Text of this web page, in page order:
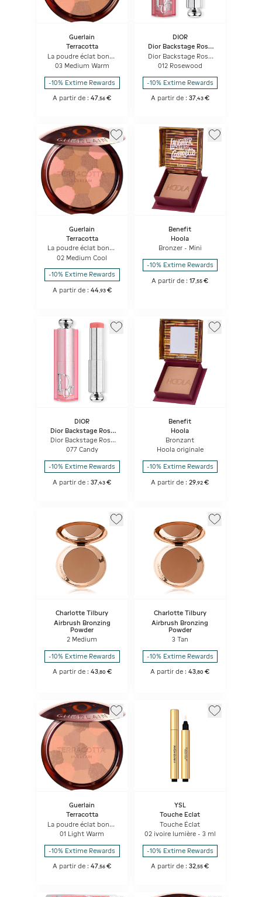
Guerlain
Terracotta
La poudre éclat bonne
mine naturelle Light -
96% d'ingrédients
d'origine naturelle
03 Medium Warm
-10% Extime Rewards
A partir de :47,56 €
DIOR
Dior Backstage Rosy
Glow Stick
Dior Backstage Rosy
Glow Stick Blush Stick
éclat Et Couleur
Activée Par Le Ph
012 Rosewood
-10% Extime Rewards
A partir de : 37,43 €
Guerlain
Terracotta
La poudre éclat bonne
mine naturelle Light -
96% d'ingrédients
d'origine naturelle
02 Medium Cool
-10% Extime Rewards
A partir de : 44,93 €
Benefit
Hoola
Bronzer - Mini
-10% Extime Rewards
A partir de :17 ,55 €
DIOR
Dior Backstage Rosy
Glow Stick
Dior Backstage Rosy
Glow Stick Blush Stick
éclat Et Couleur
Activée Par Le Ph
077 Candy
-10% Extime Rewards
A partir de :37 ,43 €
Benefit
Hoola
Bronzant
Hoola originale
-10% Extime Rewards
A partir de :29 ,92 €
Charlotte Tilbury
Airbrush Bronzing
Powder
2 Medium
-10% Extime Rewards
A partir de : 43,80 €
Charlotte Tilbury
Airbrush Bronzing
Powder
3 Tan
-10% Extime Rewards
A partir de :43,80 €
Guerlain
Terracotta
La poudre éclat bonne
mine naturelle Light -
96% d'ingrédients
d'origine naturelle
01 Light Warm
-10% Extime Rewards
A partir de :47,56 €
YSL
Touche Eclat
Touche Éclat
02 ivoire lumière - 3 ml
-10% Extime Rewards
A partir de :32,55 €